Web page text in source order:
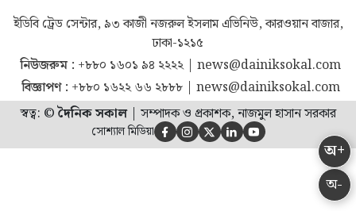
অ-
অ+
ইডিবি ট্রেড সেন্টার, ৯৩ কাজী নজরুল ইসলাম এভিনিউ, কারওয়ান বাজার,
ঢাকা-১২১৫
নিউজরুম : +৮৮০ ১৬০১ ৯৪ ২২২২| news@dainiksokal.com
বিজ্ঞাপণ : +৮৮০ ১৬২২ ৬৬ ২৮৮৮| news@dainiksokal.com
স্বত্ব: ©দৈনিক সকাল| সম্পাদক ও প্রকাশক, নাজমুল হাসান সরকার
সোশ্যাল মিডিয়া     